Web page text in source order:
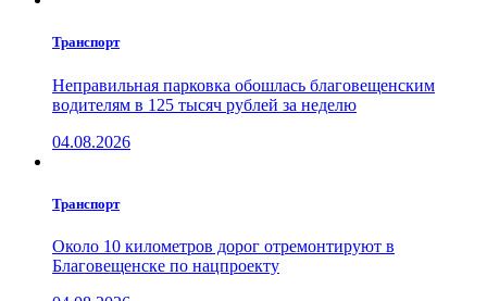
Транспорт
Неправильная парковка обошлась благовещенским
водителям в 125 тысяч рублей за неделю
04.08.2026
Транспорт
Около 10 километров дорог отремонтируют в
Благовещенске по нацпроекту